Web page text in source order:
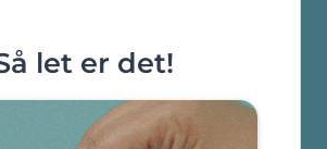
let er det!